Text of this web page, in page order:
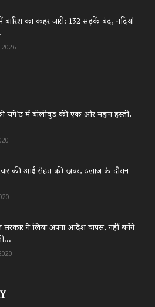
बारिश का कहर जारी: 132 सड़कें बंद, नदियां
चपे’ट में बॉलीवुड की एक और महान हस्ती,
की आई सेहत की खबर, इलाज के दौरान
सरकार ने लिया अपना आदेश वापस, नहीं बनेंगे